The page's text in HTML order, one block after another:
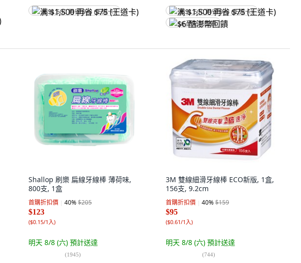
满 $1,500 再省 $75 (王道卡)
满 $1,500 再省 $75 (王道卡)
$6 酷澎幣回饋
Shallop 刷樂 扁線牙線棒 薄荷味,
800支, 1盒
首購折扣價 40%$205
$123
($0.15/1入)
明天 8/8 (六) 預計送達
(1945)
3M 雙線細滑牙線棒 ECO新版, 1盒,
156支, 9.2cm
首購折扣價 40%$159
$95
($0.61/1入)
明天 8/8 (六) 預計送達
(744)